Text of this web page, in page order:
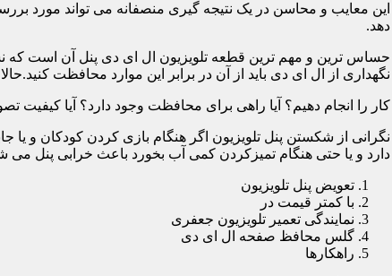
این معایب و محاسن در یک نتیجه گیری منصفانه می تواند مورد
دهد.
حساس ترین و مهم ترین قطعه تلویزیون ال ای دی پنل آن است که
نگهداری از ال ای دی باید از آن در برابر این موارد محافظت
کار را انجام دهیم؟ آیا راهی برای محافظت وجود دارد؟ آیا کیفیت
نگرانی از شکستن پنل تلویزیون اگر هنگام بازی کردن کودکان و یا
دارد و یا حتی هنگام تمیزکردن کمی آب بخورد باعث خرابی پنل می
تعویض پنل تلویزیون
با کمتر قیمت در
نمایندگی تعمیر تلویزیون جعفری
گلس محافظ صفحه ال ای دی
راهکارها